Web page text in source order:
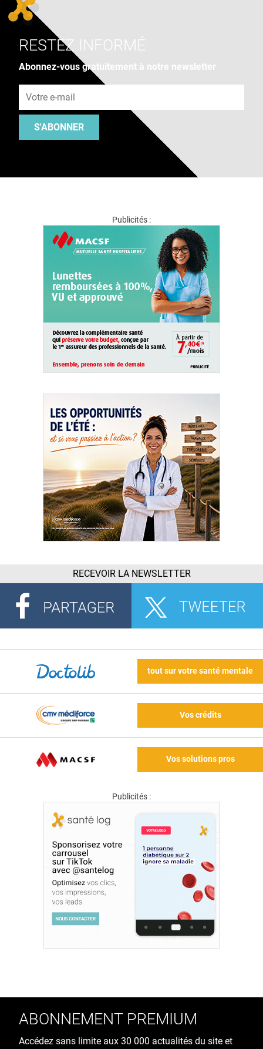
RESTEZ INFORMÉ
Abonnez-vous gratuitement à notre newsletter
S'ABONNER
Publicités :
RECEVOIR LA NEWSLETTER
tout sur votre santé mentale
Vos crédits
Vos solutions pros
Publicités :
ABONNEMENT PREMIUM
Accédez sans limite aux 30 000 actualités du site et